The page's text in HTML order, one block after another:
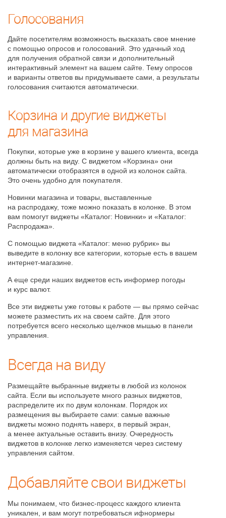
Голосования
Дайте посетителям возможность высказать свое мнение
с помощью опросов и голосований. Это удачный ход
для получения обратной связи и дополнительный
интерактивный элемент на вашем сайте. Тему опросов
и варианты ответов вы придумываете сами, а результаты
голосования считаются автоматически.
Корзина и другие виджеты
для магазина
Покупки, которые уже в корзине у вашего клиента, всегда
должны быть на виду. С виджетом «Корзина» они
автоматически отобразятся в одной из колонок сайта.
Это очень удобно для покупателя.
Новинки магазина и товары, выставленные
на распродажу, тоже можно показать в колонке. В этом
вам помогут виджеты «Каталог: Новинки» и «Каталог:
Распродажа».
С помощью виджета «Каталог: меню рубрик» вы
выведите в колонку все категории, которые есть в вашем
интернет-магазине.
А еще среди наших виджетов есть информер погоды
и курс валют.
Все эти виджеты уже готовы к работе — вы прямо сейчас
можете разместить их на своем сайте. Для этого
потребуется всего несколько щелчков мышью в панели
управления.
Всегда на виду
Размещайте выбранные виджеты в любой из колонок
сайта. Если вы используете много разных виджетов,
распределите их по двум колонкам. Порядок их
размещения вы выбираете сами: самые важные
виджеты можно поднять наверх, в первый экран,
а менее актуальные оставить внизу. Очередность
виджетов в колонке легко изменяется через систему
управления сайтом.
Добавляйте свои виджеты
Мы понимаем, что бизнес-процесс каждого клиента
уникален, и вам могут потребоваться ифнормеры